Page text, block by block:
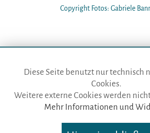
Copyright Fotos: Gabriele
die gästeführer · vertr. durch BVGD · Gustav-
Diese Seite benutzt nur technisch
Cookies.
Weitere externe Cookies werden
Mehr Informationen und